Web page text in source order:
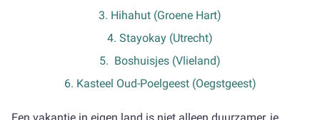
3. Hihahut (Groene Hart)
4. Stayokay (Utrecht)
5. Boshuisjes (Vlieland)
6. Kasteel Oud-Poelgeest (Oegstgeest)